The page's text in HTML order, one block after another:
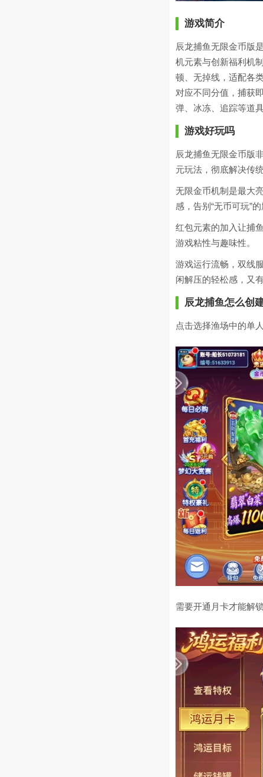
游戏简介
辰龙捕鱼无限金币版
机元素与创新福利机
顿、无掉线，适配各
对应不同分值，捕获
弹、冰冻、追踪等道
游戏好玩吗
辰龙捕鱼无限金币版
元玩法，彻底解决传
无限金币机制是最大
感，告别“无币可玩”
红包元素的加入让捕
游戏粘性与趣味性。
游戏运行流畅，双线
闲解压的轻松感，又
辰龙捕鱼怎么创
点击选择渔场中的单
需要开通月卡才能解